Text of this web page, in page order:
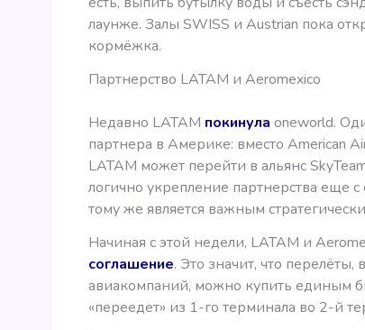
лаунже. Залы SWISS и Austrian пока
кормёжка.
Партнерство LATAM и Aeromexico
Недавно LATAM покинула oneworld.
партнера в Америке: вместо American
LATAM может перейти в альянс
логично укрепление партнерства еще
тому же является важным
Начиная с этой недели, LATAM и
соглашение. Это значит, что
авиакомпаний, можно купить единым
«переедет» из 1-го терминала во 2-й